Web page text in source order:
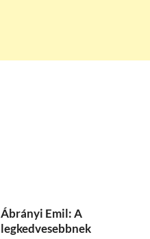
Ábrányi Emil: A
legkedvesebbnek